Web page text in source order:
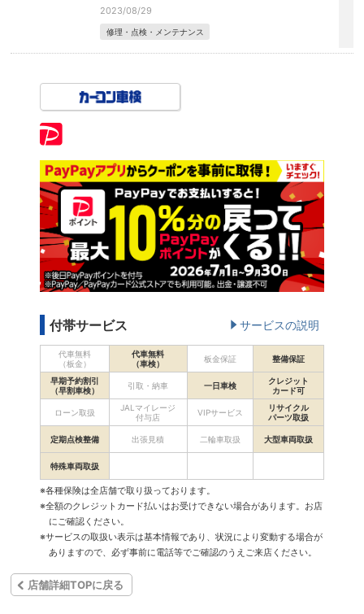
2023/08/29
修理・点検・メンテナンス
付帯サービス サービスの説明
代車無料
（板金）
代車無料
（車検）
板金保証 整備保証
早期予約割引
（早割車検）
引取・納車 一日車検
クレジット
カード可
ローン取扱
JALマイレージ
付与店
VIPサービス
リサイクル
パーツ取扱
定期点検整備 出張見積 二輪車取扱 大型車両取扱
特殊車両取扱
※各種保険は全店舗で取り扱っております。
※全額のクレジットカード払いはお受けできない場合があります。お店
にご確認ください。
※サービスの取扱い表示は基本情報であり、状況により変動する場合が
ありますので、必ず事前に電話等でご確認のうえご来店ください。
店舗詳細TOPに戻る